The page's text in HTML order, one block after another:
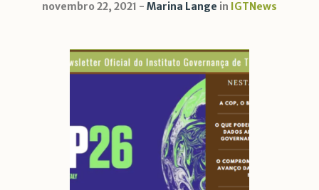
novembro 22, 2021 Marina Lange in IGTNews